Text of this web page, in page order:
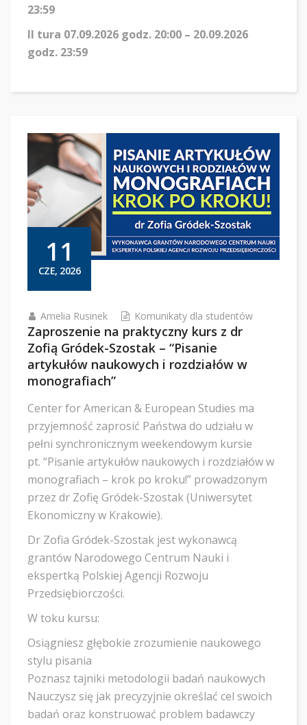
23:59
II tura 07.09.2026 godz. 20:00 – 20.09.2026
godz. 23:59
11
CZE, 2026
Amelia Rusinek Komunikaty dla studentów
Zaproszenie na praktyczny kurs z dr
Zofią Gródek-Szostak – “Pisanie
artykułów naukowych i rozdziałów w
monografiach”
Center for American & European Studies ma
przyjemność zaprosić Państwa do udziału w
pełni synchronicznym weekendowym kursie
pt. “Pisanie artykułów naukowych i rozdziałów w
monografiach – krok po kroku!” prowadzonym
przez dr Zofię Gródek-Szostak (Uniwersytet
Ekonomiczny w Krakowie).
Dr Zofia Gródek-Szostak jest wykonawcą
grantów Narodowego Centrum Nauki i
ekspertką Polskiej Agencji Rozwoju
Przedsiębiorczości.
W toku kursu:
Osiągniesz głębokie zrozumienie naukowego
stylu pisania
Poznasz tajniki metodologii badań naukowych
Nauczysz się jak precyzyjnie określać cel swoich
badań oraz konstruować problem badawczy